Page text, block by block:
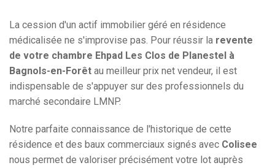
La cession d'un actif immobilier géré en résidence
médicalisée ne s'improvise pas. Pour réussir la revente
de votre chambre Ehpad Les Clos de Planestel à
Bagnols-en-Forêt au meilleur prix net vendeur, il est
indispensable de s'appuyer sur des professionnels du
marché secondaire LMNP.
Notre parfaite connaissance de l'historique de cette
résidence et des baux commerciaux signés avec Colisee
nous permet de valoriser précisément votre lot auprès